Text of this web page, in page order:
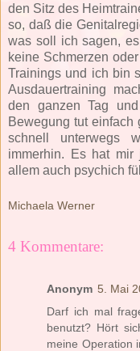
den Sitz des
so, daß die
was soll ich sagen,
keine Schmerzen
Trainings und ich bin
Ausdauertraining
den ganzen Tag
Bewegung tut einfach
schnell unterwegs
immerhin. Es hat mir
allem auch psychich
Michaela Werner
4 Kommentare:
Anonym 5. Mai
Darf ich mal
benutzt? Hört
meine Operation